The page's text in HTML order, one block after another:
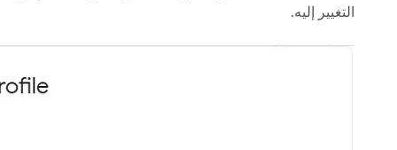
التغيير إليه.